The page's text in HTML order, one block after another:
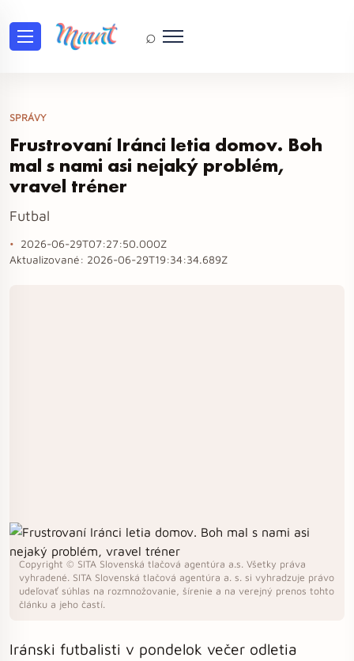
⌕
SPRÁVY
Frustrovaní Iránci letia domov. Boh
mal s nami asi nejaký problém,
vravel tréner
Futbal
2026-06-29T07:27:50.000Z
Aktualizované: 2026-06-29T19:34:34.689Z
Copyright © SITA Slovenská tlačová agentúra a.s. Všetky práva
vyhradené. SITA Slovenská tlačová agentúra a. s. si vyhradzuje právo
udeľovať súhlas na rozmnožovanie, šírenie a na verejný prenos tohto
článku a jeho častí.
Iránski futbalisti v pondelok večer odletia